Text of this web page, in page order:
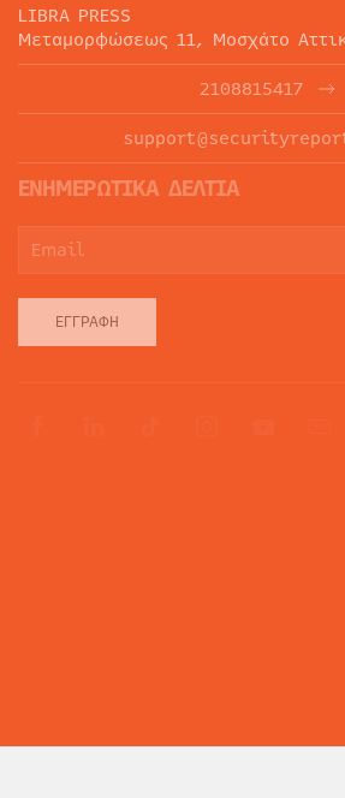
LIBRA PRESS
Μεταμορφώσεως 11, Μοσχάτο
2108815417
ΕΝΗΜΕΡΩΤΙΚΑ ΔΕΛΤΙΑ
ΕΓΓΡΑΦΉ